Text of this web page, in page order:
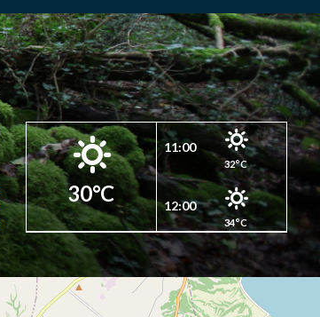
30°C
11:00
32°C
12:00
34°C